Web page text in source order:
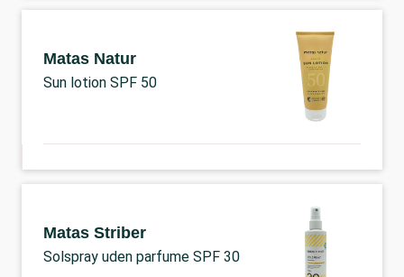
Matas Natur
Sun lotion SPF 50
Matas Striber
Solspray uden parfume SPF 30